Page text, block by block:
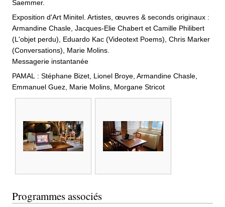
Saemmer.
Exposition d'Art Minitel. Artistes, œuvres & seconds originaux :
Armandine Chasle, Jacques-Elie Chabert et Camille Philibert
(L'objet perdu), Eduardo Kac (Videotext Poems), Chris Marker
(Conversations), Marie Molins.
Messagerie instantanée
PAMAL : Stéphane Bizet, Lionel Broye, Armandine Chasle,
Emmanuel Guez, Marie Molins, Morgane Stricot
Programmes associés